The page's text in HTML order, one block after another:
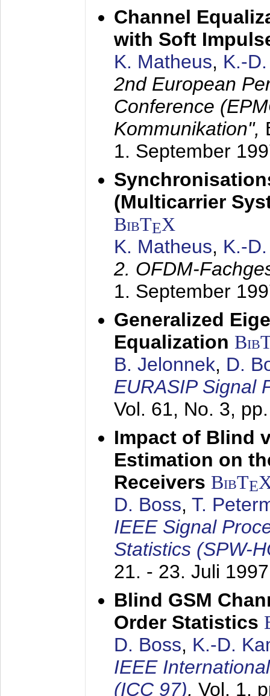
Channel
with Soft
K. Matheus, K.-
2nd European
Conference
Kommunikation",
1. September
(Multicarrier
BibTEX
K. Matheus, K.-
2. OFDM-
1. September
Generalized
Equalization
B. Jelonnek, D.
EURASIP Signal
Vol. 61, No. 3,
Impact of Blind
Estimation on
Receivers BibTE
D. Boss, T.
IEEE Signal
Statistics (SPW-
21. - 23. Juli 1997
Blind GSM
Order Statistics
D. Boss, K.-D.
IEEE
(ICC 97), Vol. 1,